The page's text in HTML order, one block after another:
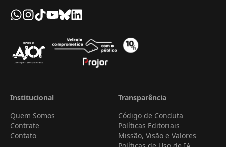
Institucional
Quem Somos
Contrate
Contato
Transparência
Código de Conduta
Políticas Editoriais
Missão, Visão e Valores